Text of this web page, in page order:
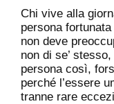
Chi vive alla
persona
non deve
non di se’
persona così,
perché l’essere
tranne rare